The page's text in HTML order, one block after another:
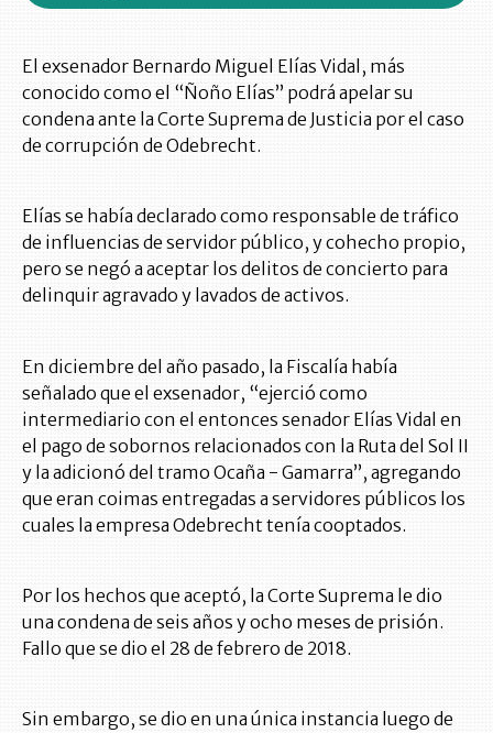
El exsenador Bernardo Miguel Elías Vidal, más
conocido como el “Ñoño Elías” podrá apelar su
condena ante la Corte Suprema de Justicia por el caso
de corrupción de Odebrecht.
Elías se había declarado como responsable de tráfico
de influencias de servidor público, y cohecho propio,
pero se negó a aceptar los delitos de concierto para
delinquir agravado y lavados de activos.
En diciembre del año pasado, la Fiscalía había
señalado que el exsenador, “ejerció como
intermediario con el entonces senador Elías Vidal en
el pago de sobornos relacionados con la Ruta del Sol II
y la adicionó del tramo Ocaña - Gamarra”, agregando
que eran coimas entregadas a servidores públicos los
cuales la empresa Odebrecht tenía cooptados.
Por los hechos que aceptó, la Corte Suprema le dio
una condena de seis años y ocho meses de prisión.
Fallo que se dio el 28 de febrero de 2018.
Sin embargo, se dio en una única instancia luego de